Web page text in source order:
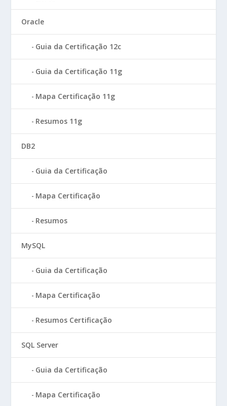
Oracle
Guia da Certificação 12c
Guia da Certificação 11g
Mapa Certificação 11g
Resumos 11g
DB2
Guia da Certificação
Mapa Certificação
Resumos
MySQL
Guia da Certificação
Mapa Certificação
Resumos Certificação
SQL Server
Guia da Certificação
Mapa Certificação